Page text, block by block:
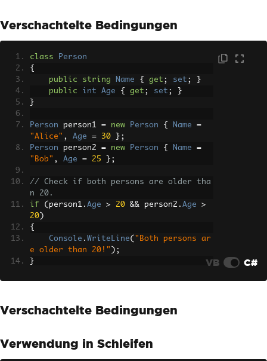
Verschachtelte Bedingungen
class
Person
{
public
string Name { get ; set ;
}
public
int Age { get ; set ;
}
}
Person person1 = new Person { Name
=
"Alice" , Age = 30
};
Person person2 = new Person { Name
=
"Bob" , Age = 25 };
// Check if both persons are older tha
n 20.
if
( person1 . Age > 20 && person2 . Age
>
20 )
{
Console . WriteLine( "Both persons ar
e older than 20!" );
}
VB C#
Verschachtelte Bedingungen
Verwendung in Schleifen